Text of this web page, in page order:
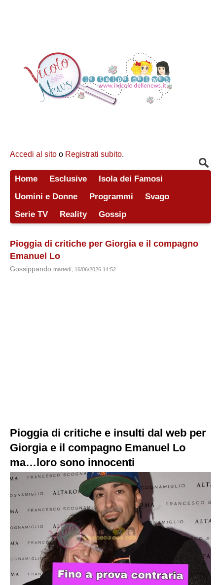
Accedi al sito o Registrati subito.
Home Esclusive
Isola dei Famosi
Uomini e Donne
Programmi
Svago
Serie TV
Reality Gossip
Pioggia di critiche per Giorgia e il compagno
Emanuel Lo
Gossippando martedì, 16/06/2026 14:52
Pioggia di critiche e insulti dal web per
Giorgia e il compagno Emanuel Lo
ma…loro sono innocenti